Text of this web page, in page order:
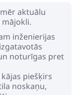
aktuālu
inženierijas
noturīgas pret
piešķirs
noskaņu,